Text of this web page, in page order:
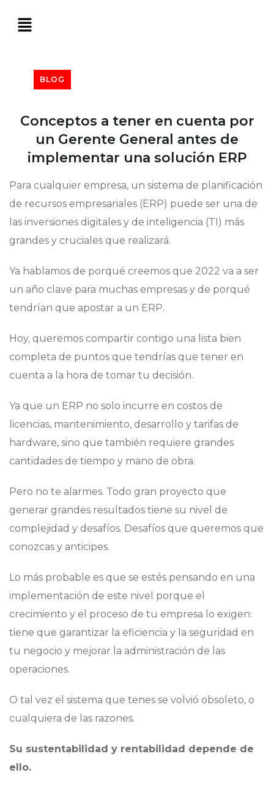
BLOG
Conceptos a tener en cuenta por
un Gerente General antes de
implementar una solución ERP
Para cualquier empresa, un sistema de planificación
de recursos empresariales (ERP) puede ser una de
las inversiones digitales y de inteligencia (TI) más
grandes y cruciales que realizará.
Ya hablamos de porqué creemos que 2022 va a ser
un año clave para muchas empresas y de porqué
tendrían que apostar a un ERP.
Hoy, queremos compartir contigo una lista bien
completa de puntos que tendrías que tener en
cuenta a la hora de tomar tu decisión.
Ya que un ERP no solo incurre en costos de
licencias, mantenimiento, desarrollo y tarifas de
hardware, sino que también requiere grandes
cantidades de tiempo y mano de obra.
Pero no te alarmes. Todo gran proyecto que
generar grandes resultados tiene su nivel de
complejidad y desafíos. Desafíos que queremos que
conozcas y anticipes.
Lo más probable es que se estés pensando en una
implementación de este nivel porque el
crecimiento y el proceso de tu empresa lo exigen:
tiene que garantizar la eficiencia y la seguridad en
tu negocio y mejorar la administración de las
operaciones.
O tal vez el sistema que tenes se volvió obsoleto, o
cualquiera de las razones.
Su sustentabilidad y rentabilidad depende de
ello.